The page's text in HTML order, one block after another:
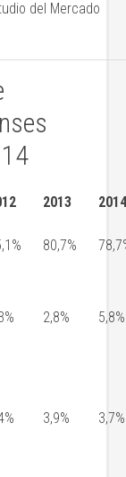
del Mercado
2013
80,7%
2,8% 5,8%
3,9% 3,7%